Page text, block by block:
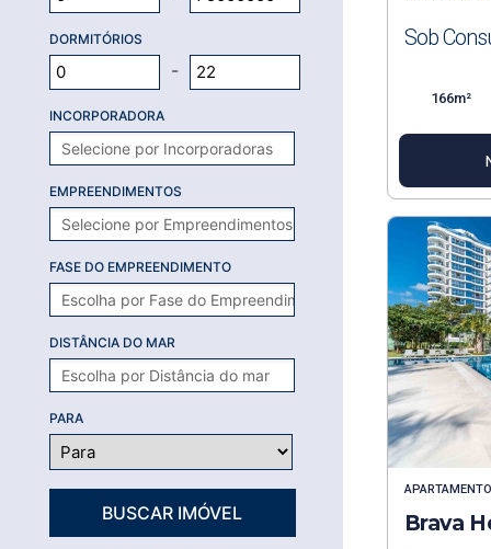
DORMITÓRIOS
-
INCORPORADORA
EMPREENDIMENTOS
FASE DO EMPREENDIMENTO
DISTÂNCIA DO MAR
PARA
Sob
166m²
APARTAMENTO
Brava